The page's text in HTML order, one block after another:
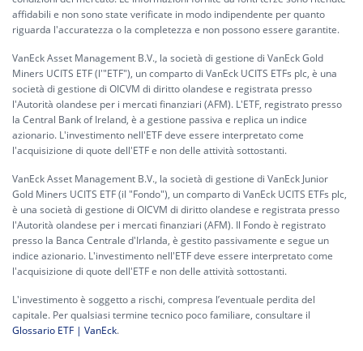
affidabili e non sono state verificate in modo indipendente per quanto
riguarda l'accuratezza o la completezza e non possono essere garantite.
VanEck Asset Management B.V., la società di gestione di VanEck Gold
Miners UCITS ETF (l'"ETF"), un comparto di VanEck UCITS ETFs plc, è una
società di gestione di OICVM di diritto olandese e registrata presso
l'Autorità olandese per i mercati finanziari (AFM). L'ETF, registrato presso
la Central Bank of Ireland, è a gestione passiva e replica un indice
azionario. L'investimento nell'ETF deve essere interpretato come
l'acquisizione di quote dell'ETF e non delle attività sottostanti.
VanEck Asset Management B.V., la società di gestione di VanEck Junior
Gold Miners UCITS ETF (il "Fondo"), un comparto di VanEck UCITS ETFs plc,
è una società di gestione di OICVM di diritto olandese e registrata presso
l'Autorità olandese per i mercati finanziari (AFM). Il Fondo è registrato
presso la Banca Centrale d'Irlanda, è gestito passivamente e segue un
indice azionario. L'investimento nell'ETF deve essere interpretato come
l'acquisizione di quote dell'ETF e non delle attività sottostanti.
L'investimento è soggetto a rischi, compresa l’eventuale perdita del
capitale. Per qualsiasi termine tecnico poco familiare, consultare il
Glossario ETF | VanEck.